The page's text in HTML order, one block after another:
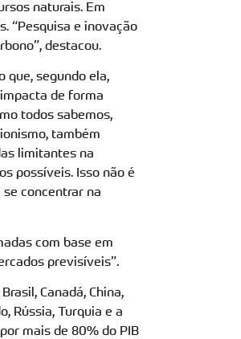
naturais. Em
“Pesquisa e inovação
destacou.
que, segundo ela,
de forma
todos sabemos,
também
limitantes na
possíveis. Isso não é
concentrar na
com base em
previsíveis”.
Canadá, China,
Rússia, Turquia e a
mais de 80% do PIB